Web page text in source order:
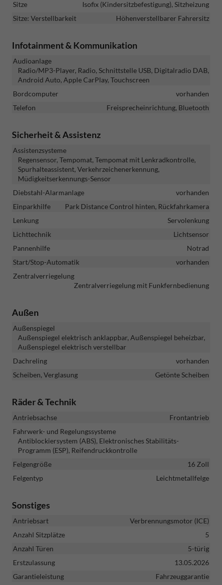
Sitze
Isofix (Kindersitzbefestigung), Sitzheizung
Sitze: Verstellbarkeit
Höhenverstellbarer Fahrersitz
Infotainment & Kommunikation
Audioanlage
Radio/MP3-Player, Radio, Schnittstelle USB, Digitalradio DAB,
Android Auto, Apple CarPlay, Touchscreen
Bordcomputer
vorhanden
Telefon
Freisprecheinrichtung, Bluetooth
Sicherheit & Assistenz
Assistenzsysteme
Regensensor, Tempomat, Tempomat mit Lenkradkontrolle,
Spurhalteassistent, Verkehrzeichenerkennung,
Müdigkeitserkennungs-Sensor
Diebstahl-Alarmanlage
vorhanden
Einparkhilfe
Park Distance Control hinten, Rückfahrkamera
Lenkung
Servolenkung
Lichttechnik
Lichtsensor
Pannenhilfe
Notrad
Start/Stop-Automatik
vorhanden
Zentralverriegelung
Zentralverriegelung mit Funkfernbedienung
Außen
Außenspiegel
Außenspiegel elektrisch anklappbar, Außenspiegel beheizbar,
Außenspiegel elektrisch verstellbar
Dachreling
vorhanden
Scheiben, Verglasung
Getönte Scheiben
Räder & Technik
Antriebsachse
Frontantrieb
Fahrwerk- und Regelungssysteme
Antiblockiersystem (ABS), Elektronisches Stabilitäts-
Programm (ESP), Reifendruckkontrolle
Felgengröße
16 Zoll
Felgentyp
Leichtmetallfelge
Sonstiges
Antriebsart
Verbrennungsmotor (ICE)
Anzahl Sitzplätze
5
Anzahl Türen
5-türig
Erstzulassung
13.05.2026
Garantieleistung
Fahrzeuggarantie